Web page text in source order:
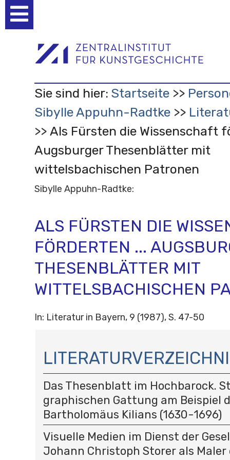
Werkzeuge
Sie sind hier: Startseite
Sibylle Appuhn-Radtke
Als Fürsten die Wissenschaft
Augsburger Thesenblätter mit
wittelsbachischen Patronen
Sibylle Appuhn-Radtke:
ALS FÜRSTEN DIE
FÖRDERTEN ...
THESENBLÄTTER MIT
WITTELSBACHISCHEN
In: Literatur in Bayern, 9 (1987), S. 47-50
A
V
I
G
A
T
I
O
N
Das Thesenblatt im Hochbarock.
graphischen Gattung am Beispiel
Bartholomäus Kilians (1630-1696)
Visuelle Medien im Dienst der
Johann Christoph Storer als Maler